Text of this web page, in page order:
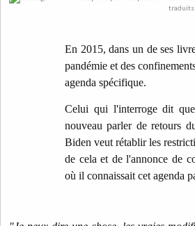
En 2015, dans un de ses
pandémie et des
agenda spécifique.
Celui qui l'interroge dit
nouveau parler de retours
Biden veut rétablir les
de cela et de l'annonce de
où il connaissait cet agenda